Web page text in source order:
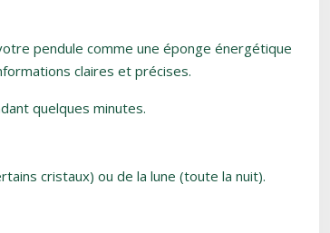
pendule comme une éponge énergétique
claires et précises.
quelques minutes.
cristaux) ou de la lune (toute la nuit).